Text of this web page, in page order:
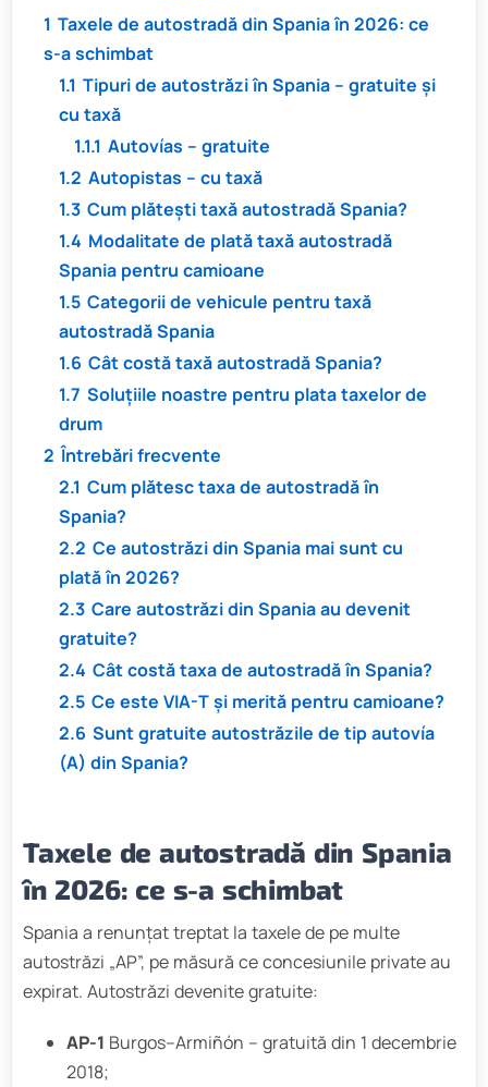
1 Taxele de autostradă din Spania în 2026: ce
s-a schimbat
1.1 Tipuri de autostrăzi în Spania – gratuite și
cu taxă
1.1.1 Autovías – gratuite
1.2 Autopistas – cu taxă
1.3 Cum plătești taxă autostradă Spania?
1.4 Modalitate de plată taxă autostradă
Spania pentru camioane
1.5 Categorii de vehicule pentru taxă
autostradă Spania
1.6 Cât costă taxă autostradă Spania?
1.7 Soluțiile noastre pentru plata taxelor de
drum
2 Întrebări frecvente
2.1 Cum plătesc taxa de autostradă în
Spania?
2.2 Ce autostrăzi din Spania mai sunt cu
plată în 2026?
2.3 Care autostrăzi din Spania au devenit
gratuite?
2.4 Cât costă taxa de autostradă în Spania?
2.5 Ce este VIA-T și merită pentru camioane?
2.6 Sunt gratuite autostrăzile de tip autovía
(A) din Spania?
Taxele de autostradă din Spania
în 2026: ce s-a schimbat
Spania a renunțat treptat la taxele de pe multe
autostrăzi „AP”, pe măsură ce concesiunile private au
expirat. Autostrăzi devenite gratuite:
AP-1 Burgos–Armiñón – gratuită din 1 decembrie
2018;